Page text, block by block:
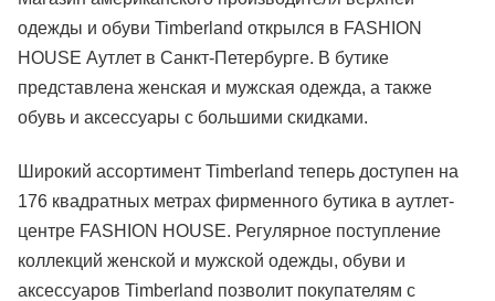
одежды и обуви Timberland открылся в FASHION
HOUSE Аутлет в Санкт-Петербурге. В бутике
представлена женская и мужская одежда, а также
обувь и аксессуары с большими скидками.
Широкий ассортимент Timberland теперь доступен на
176 квадратных метрах фирменного бутика в аутлет-
центре FASHION HOUSE. Регулярное поступление
коллекций женской и мужской одежды, обуви и
аксессуаров Timberland позволит покупателям с